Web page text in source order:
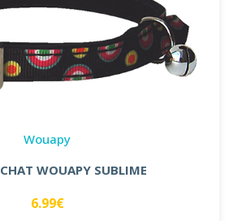
Wouapy
WOUAPY SUBLIME
6.99€